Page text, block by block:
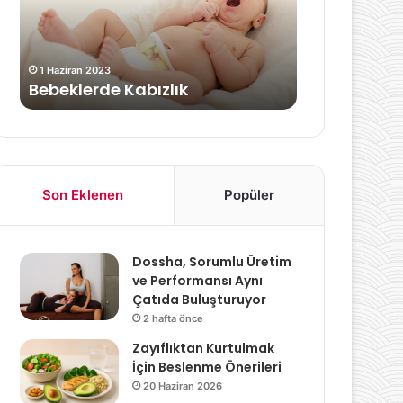
1 Haziran 2023
Bebeklerde Kabızlık
8 Ağustos 2024
Bedenin
Yöntemler
Son Eklenen Popüler
Dossha, Sorumlu Üretim
ve Performansı Aynı
Çatıda Buluşturuyor
2 hafta önce
Zayıflıktan Kurtulmak
İçin Beslenme Önerileri
20 Haziran 2026